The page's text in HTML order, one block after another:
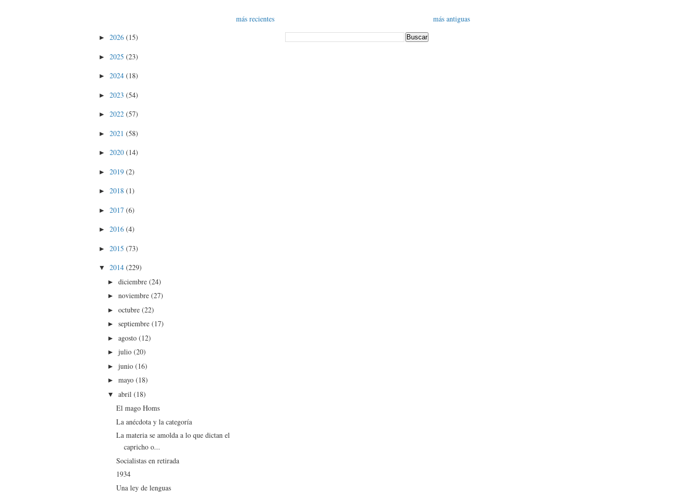
más recientes más antiguas
►2026(15)
►2025(23)
►2024(18)
►2023(54)
►2022(57)
►2021(58)
►2020(14)
►2019(2)
►2018(1)
►2017(6)
►2016(4)
►2015(73)
▼2014(229)
►diciembre(24)
►noviembre(27)
►octubre(22)
►septiembre(17)
►agosto(12)
►julio(20)
►junio(16)
►mayo(18)
▼abril(18)
El mago Homs
La anécdota y la categoría
La materia se amolda a lo que dictan el
capricho o...
Socialistas en retirada
1934
Una ley de lenguas